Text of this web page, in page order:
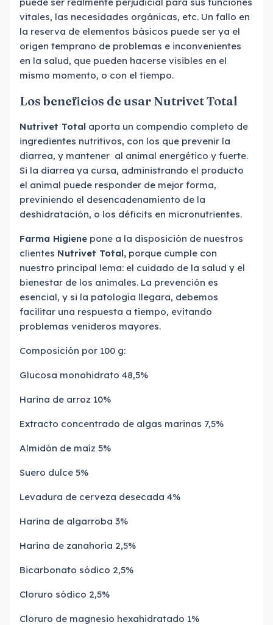
vitales, las necesidades orgánicas, etc. Un fallo en
la reserva de elementos básicos puede ser ya el
origen temprano de problemas e inconvenientes
en la salud, que pueden hacerse visibles en el
mismo momento, o con el tiempo.
Los beneficios de usar Nutrivet Total
Nutrivet Total aporta un compendio completo de
ingredientes nutritivos, con los que prevenir la
diarrea, y mantener al animal energético y fuerte.
Si la diarrea ya cursa, administrando el producto
el animal puede responder de mejor forma,
previniendo el desencadenamiento de la
deshidratación, o los déficits en micronutrientes.
Farma Higiene pone a la disposición de nuestros
clientes Nutrivet Total, porque cumple con
nuestro principal lema: el cuidado de la salud y el
bienestar de los animales. La prevención es
esencial, y si la patología llegara, debemos
facilitar una respuesta a tiempo, evitando
problemas venideros mayores.
Composición por 100 g:
Glucosa monohidrato 48,5%
Harina de arroz 10%
Extracto concentrado de algas marinas 7,5%
Almidón de maíz 5%
Suero dulce 5%
Levadura de cerveza desecada 4%
Harina de algarroba 3%
Harina de zanahoria 2,5%
Bicarbonato sódico 2,5%
Cloruro sódico 2,5%
Cloruro de magnesio hexahidratado 1%